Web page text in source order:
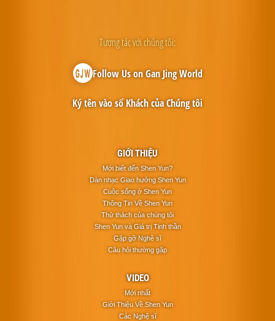
GIỚI THIỆU
Mới biết đến Shen Yun?
Dàn nhạc Giao hưởng Shen Yun
Cuộc sống ở Shen Yun
Thông Tin Về Shen Yun
Thử thách của chúng tôi
Shen Yun và Giá trị Tinh thần
Gặp gỡ Nghệ sĩ
Câu hỏi thường gặp
VIDEO
Mới nhất
Giới Thiệu Về Shen Yun
Các Nghệ sĩ
Tương tác với chúng tôi:
Follow Us on Gan Jing World
Ký tên vào sổ Khách của Chúng tôi